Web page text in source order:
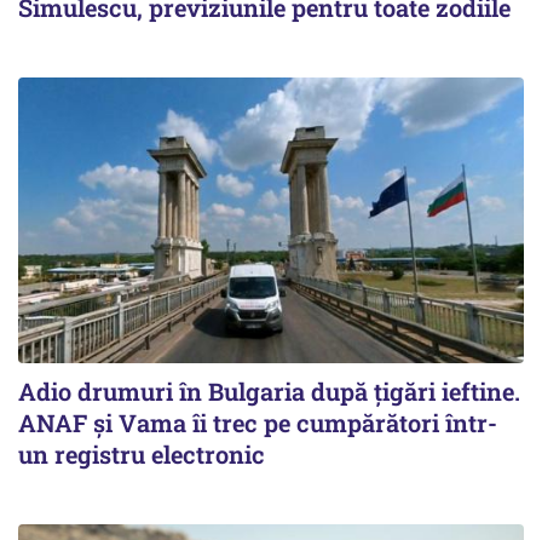
Simulescu, previziunile pentru toate zodiile
Adio drumuri în Bulgaria după țigări ieftine.
ANAF și Vama îi trec pe cumpărători într-
un registru electronic